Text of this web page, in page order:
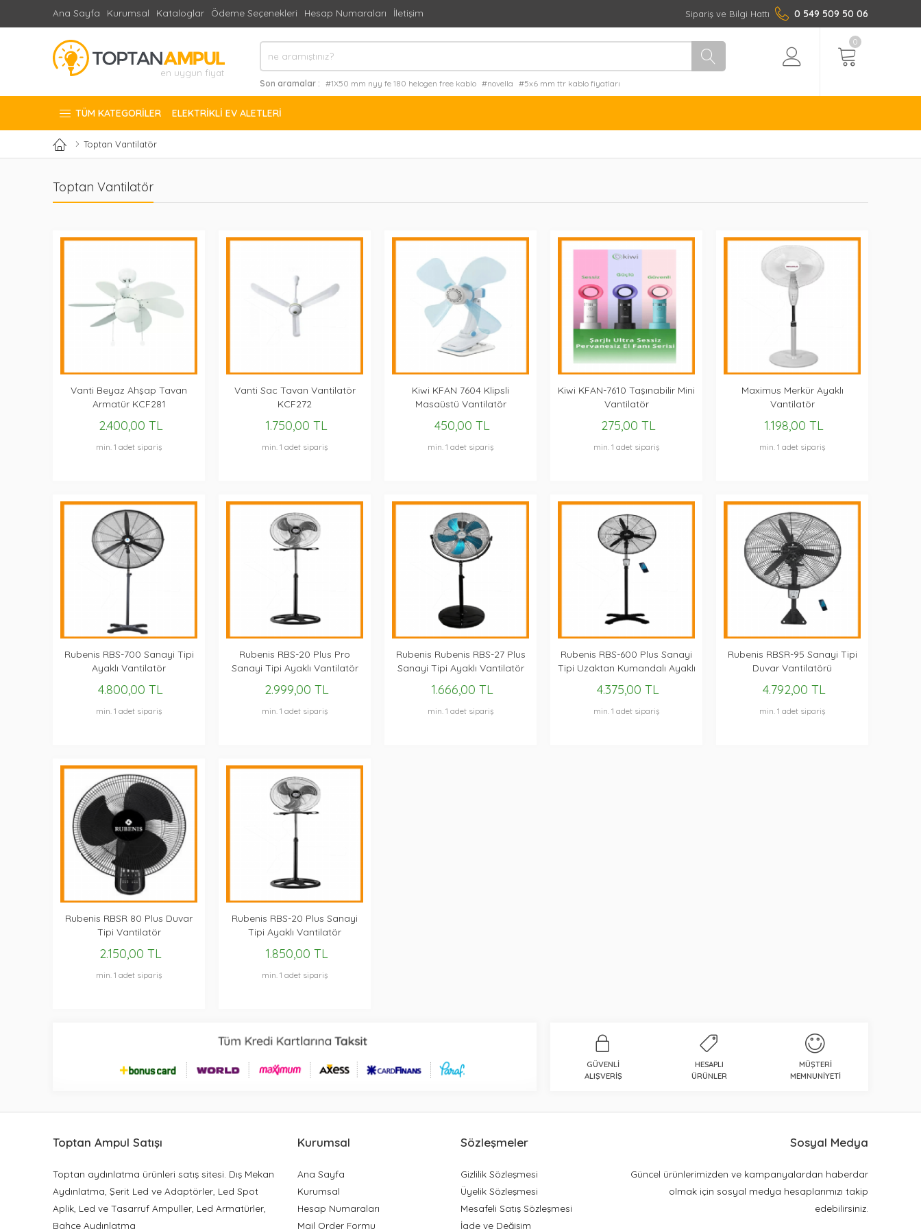
Ana Sayfa Kurumsal Kataloglar Ödeme Seçenekleri Hesap Numaraları İletişim 0 549 509 50 06
Sipariş ve Bilgi Hattı
en uygun fiyat
Son aramalar : #1X50 mm nyy fe 180 helogen free kablo #novella #5x6 mm ttr kablo fiyatları
#novella sıva altı üçlü çerçeve
0
TÜM KATEGORILER ELEKTRIKLI EV ALETLERI
Toptan Vantilatör
Toptan Vantilatör
Vanti Beyaz Ahşap Tavan
Armatür KCF281
2.400,00 TL
min. 1 adet sipariş
Vanti Sac Tavan Vantilatör
KCF272
1.750,00 TL
min. 1 adet sipariş
Kiwi KFAN 7604 Klipsli
Masaüstü Vantilatör
450,00 TL
min. 1 adet sipariş
Kiwi KFAN-7610 Taşınabilir Mini
Vantilatör
275,00 TL
min. 1 adet sipariş
Maximus Merkür Ayaklı
Vantilatör
1.198,00 TL
min. 1 adet sipariş
Rubenis RBS-700 Sanayi Tipi
Ayaklı Vantilatör
4.800,00 TL
min. 1 adet sipariş
Rubenis RBS-20 Plus Pro
Sanayi Tipi Ayaklı Vantilatör
2.999,00 TL
min. 1 adet sipariş
Rubenis Rubenis RBS-27 Plus
Sanayi Tipi Ayaklı Vantilatör
1.666,00 TL
min. 1 adet sipariş
Rubenis RBS-600 Plus Sanayi
Tipi Uzaktan Kumandalı Ayaklı
4.375,00 TL
min. 1 adet sipariş
Rubenis RBSR-95 Sanayi Tipi
Duvar Vantilatörü
4.792,00 TL
min. 1 adet sipariş
Rubenis RBSR 80 Plus Duvar
Tipi Vantilatör
2.150,00 TL
min. 1 adet sipariş
Rubenis RBS-20 Plus Sanayi
Tipi Ayaklı Vantilatör
1.850,00 TL
min. 1 adet sipariş
GÜVENLI
ALIŞVERIŞ
HESAPLI
ÜRÜNLER
MÜŞTERI
MEMNUNIYETI
Toptan Ampul Satışı
Toptan aydınlatma ürünleri satış sitesi. Dış Mekan
Aydınlatma, Şerit Led ve Adaptörler, Led Spot
Aplik, Led ve Tasarruf Ampuller, Led Armatürler,
Bahçe Aydınlatma
Kurumsal
Ana Sayfa
Kurumsal
Hesap Numaraları
Mail Order Formu
Sözleşmeler
Gizlilik Sözleşmesi
Üyelik Sözleşmesi
Mesafeli Satış Sözleşmesi
İade ve Değişim
Sosyal Medya
Güncel ürünlerimizden ve kampanyalardan haberdar
olmak için sosyal medya hesaplarımızı takip
edebilirsiniz.